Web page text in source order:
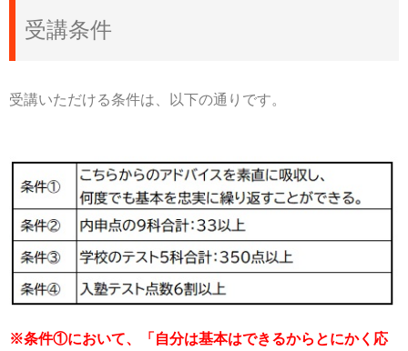
受講条件
受講いただける条件は、以下の通りです。
※条件①において、「自分は基本はできるからとにかく応